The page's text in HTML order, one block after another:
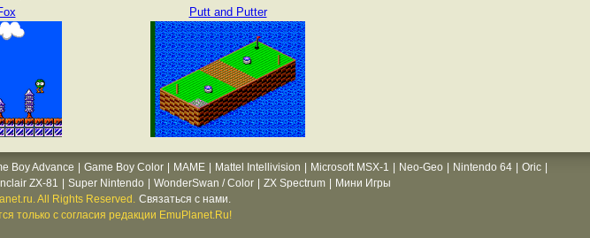
Putt and Putter
Boy Advance Game Boy Color MAME Mattel Intellivision Microsoft MSX-1 Neo-Geo Nintendo 64 Oric
ZX-81 Super Nintendo WonderSwan / Color ZX Spectrum
Мини Игры
All Rights Reserved. Связаться с нами.
только с согласия редакции EmuPlanet.Ru!